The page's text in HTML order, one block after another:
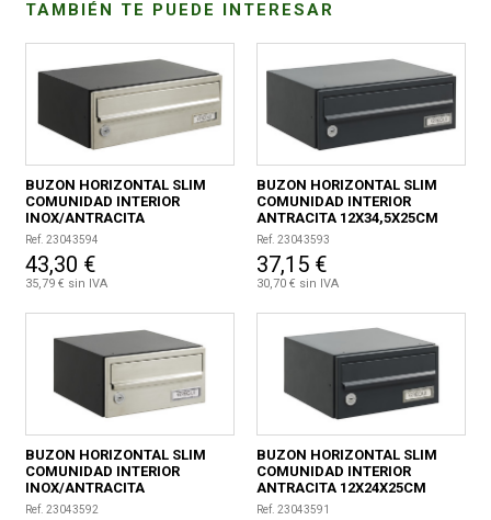
TAMBIÉN TE PUEDE INTERESAR
BUZON HORIZONTAL SLIM
COMUNIDAD INTERIOR
INOX/ANTRACITA
12X34,5X25CM
Ref. 23043594
43,30 €
35,79 € sin IVA
BUZON HORIZONTAL SLIM
COMUNIDAD INTERIOR
ANTRACITA 12X34,5X25CM
Ref. 23043593
37,15 €
30,70 € sin IVA
BUZON HORIZONTAL SLIM
COMUNIDAD INTERIOR
INOX/ANTRACITA
12X24X25CM
Ref. 23043592
BUZON HORIZONTAL SLIM
COMUNIDAD INTERIOR
ANTRACITA 12X24X25CM
Ref. 23043591